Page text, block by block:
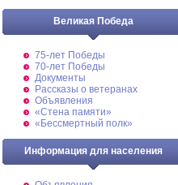
Великая Победа
75-лет Победы
70-лет Победы
Документы
Рассказы о ветеранах
Объявления
«Стена памяти»
«Бессмертный полк»
Информация для населения